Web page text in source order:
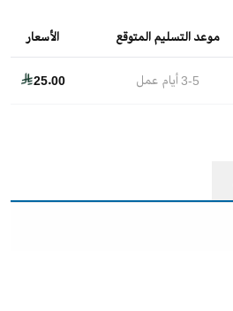
موعد التسليم المتوقع الأسعار
3-5أيام عمل 25.00